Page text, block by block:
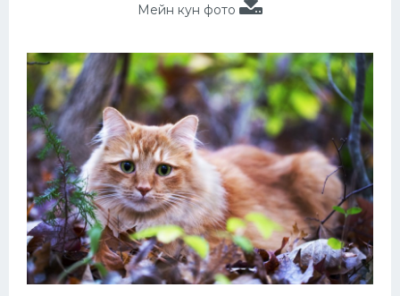
Мейн кун фото